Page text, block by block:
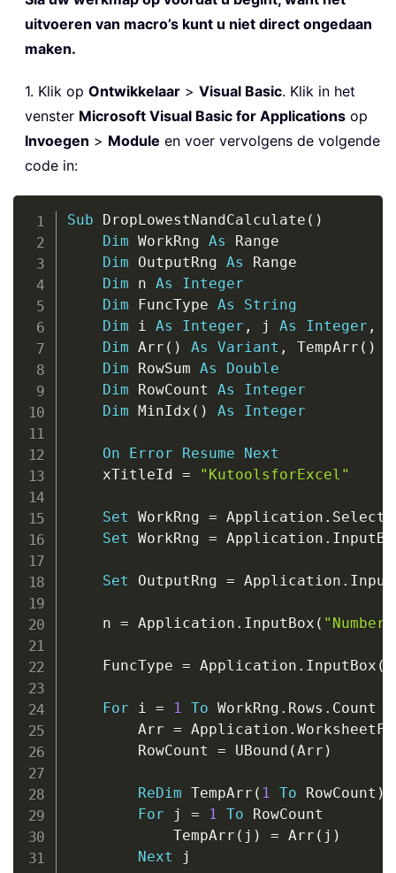
uitvoeren van macro’s kunt u niet direct ongedaan
maken.
1. Klik op Ontwikkelaar > Visual Basic. Klik in het
venster Microsoft Visual Basic for Applications op
Invoegen > Module en voer vervolgens de volgende
code in:
Sub DropLowestNandCalculate ( )
Dim WorkRng As Range
Dim OutputRng As Range
Dim n As
Integer
Dim FuncType As
String
Dim i As Integer , j As Integer ,
Dim Arr ( ) As Variant , TempArr ( )
Dim RowSum As
Double
Dim RowCount As
Integer
Dim MinIdx ( ) As Integer
On Error Resume
Next
    xTitleId
= "KutoolsforExcel"
Set WorkRng = Application .
Set WorkRng = Application .
Set OutputRng = Application .
    n
= Application . InputBox (
    FuncType
= Application . InputBox (
For i = 1 To WorkRng . Rows . Count
        Arr
= Application .
        RowCount
= UBound (Arr )
ReDim TempArr ( 1 To RowCount )
For j = 1 To RowCount
            TempArr
( j ) = Arr ( j )
Next j
Copy